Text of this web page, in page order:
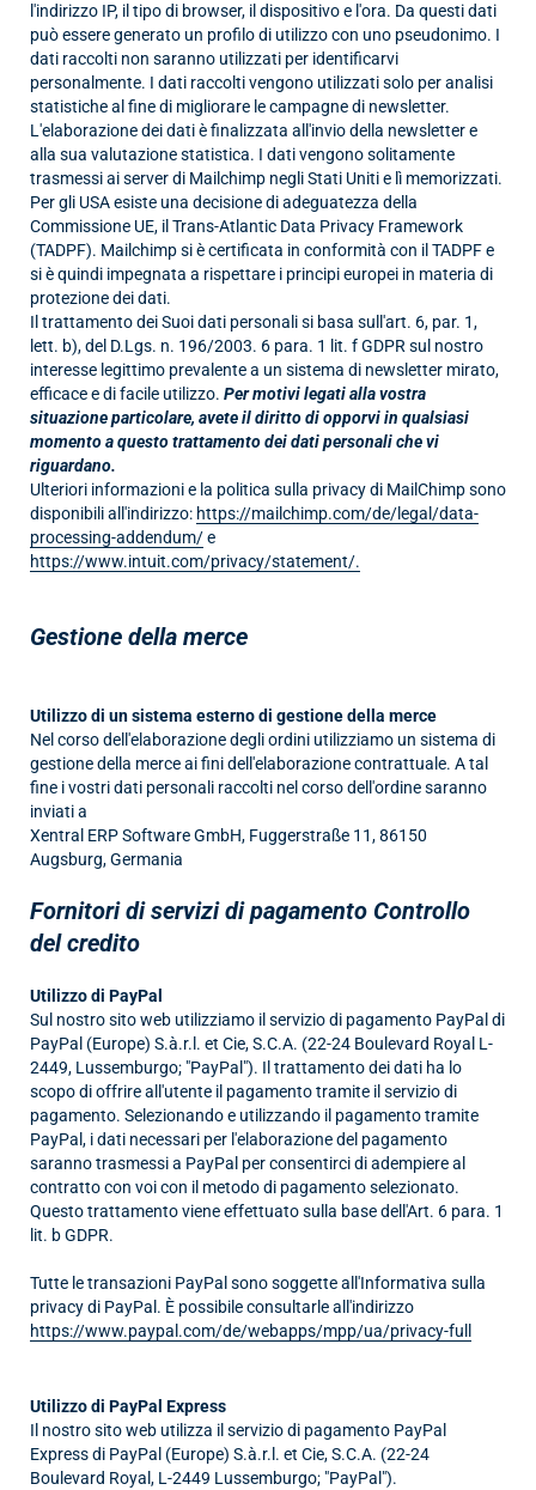
l'indirizzo IP, il tipo di browser, il dispositivo e l'ora. Da questi dati
può essere generato un profilo di utilizzo con uno pseudonimo. I
dati raccolti non saranno utilizzati per identificarvi
personalmente. I dati raccolti vengono utilizzati solo per analisi
statistiche al fine di migliorare le campagne di newsletter.
L'elaborazione dei dati è finalizzata all'invio della newsletter e
alla sua valutazione statistica. I dati vengono solitamente
trasmessi ai server di Mailchimp negli Stati Uniti e lì memorizzati.
Per gli USA esiste una decisione di adeguatezza della
Commissione UE, il Trans-Atlantic Data Privacy Framework
(TADPF). Mailchimp si è certificata in conformità con il TADPF e
si è quindi impegnata a rispettare i principi europei in materia di
protezione dei dati.
Il trattamento dei Suoi dati personali si basa sull'art. 6, par. 1,
lett. b), del D.Lgs. n. 196/2003. 6 para. 1 lit. f GDPR sul nostro
interesse legittimo prevalente a un sistema di newsletter mirato,
efficace e di facile utilizzo. Per motivi legati alla vostra
situazione particolare, avete il diritto di opporvi in qualsiasi
momento a questo trattamento dei dati personali che vi
riguardano.
Ulteriori informazioni e la politica sulla privacy di MailChimp sono
disponibili all'indirizzo: https://mailchimp.com/de/legal/data-
processing-addendum/e
https://www.intuit.com/privacy/statement/.
Gestione della merce
Utilizzo di un sistema esterno di gestione della merce
Nel corso dell'elaborazione degli ordini utilizziamo un sistema di
gestione della merce ai fini dell'elaborazione contrattuale. A tal
fine i vostri dati personali raccolti nel corso dell'ordine saranno
inviati a
Xentral ERP Software GmbH, Fuggerstraße 11, 86150
Augsburg, Germania
Fornitori di servizi di pagamento Controllo
del credito
Utilizzo di PayPal
Sul nostro sito web utilizziamo il servizio di pagamento PayPal di
PayPal (Europe) S.à.r.l. et Cie, S.C.A. (22-24 Boulevard Royal L-
2449, Lussemburgo; "PayPal"). Il trattamento dei dati ha lo
scopo di offrire all'utente il pagamento tramite il servizio di
pagamento. Selezionando e utilizzando il pagamento tramite
PayPal, i dati necessari per l'elaborazione del pagamento
saranno trasmessi a PayPal per consentirci di adempiere al
contratto con voi con il metodo di pagamento selezionato.
Questo trattamento viene effettuato sulla base dell'Art. 6 para. 1
lit. b GDPR.
Tutte le transazioni PayPal sono soggette all'Informativa sulla
privacy di PayPal. È possibile consultarle all'indirizzo
https://www.paypal.com/de/webapps/mpp/ua/privacy-full
Utilizzo di PayPal Express
Il nostro sito web utilizza il servizio di pagamento PayPal
Express di PayPal (Europe) S.à.r.l. et Cie, S.C.A. (22-24
Boulevard Royal, L-2449 Lussemburgo; "PayPal").